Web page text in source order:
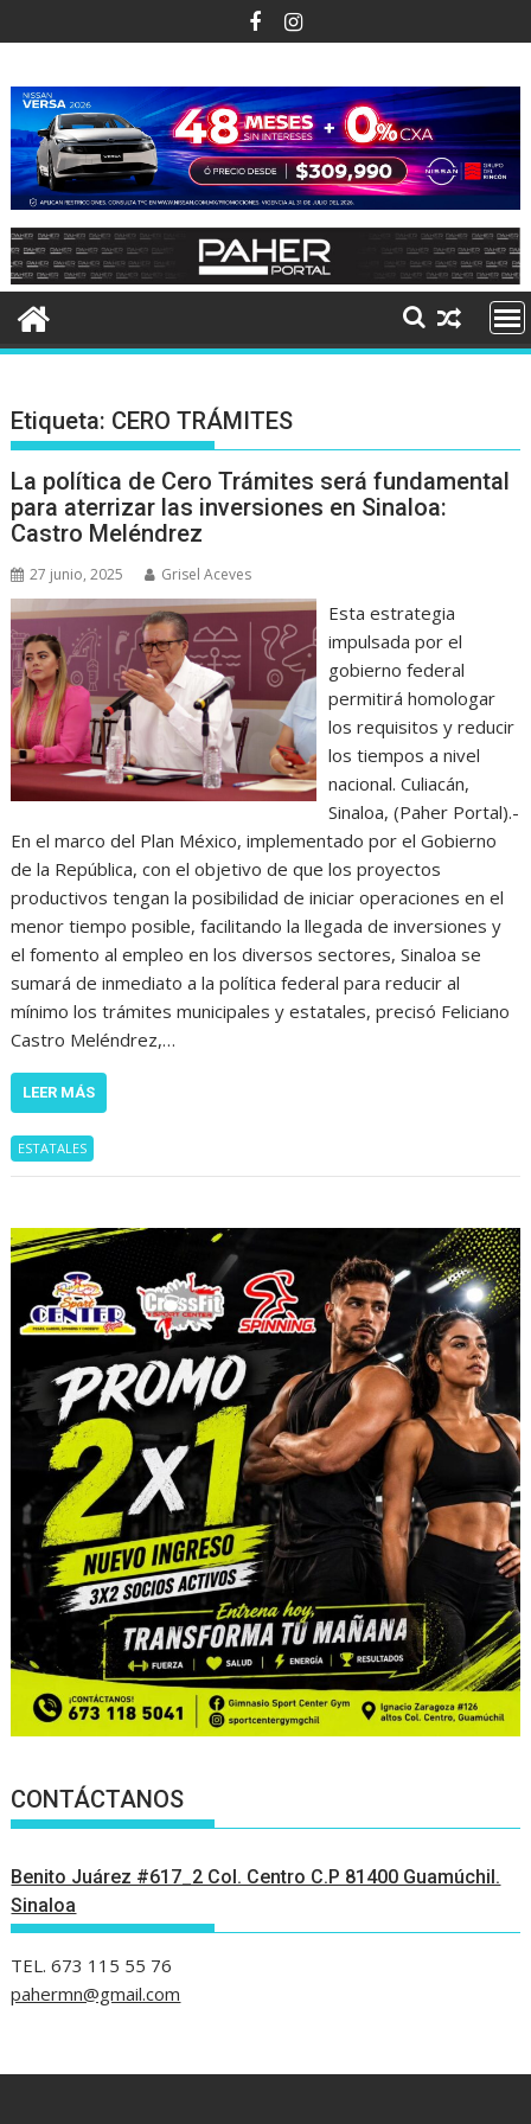
al
Etiqueta: CERO TRÁMITES
La política de Cero Trámites será fundamental
para aterrizar las inversiones en Sinaloa:
Castro Meléndrez
27 junio, 2025 Grisel Aceves
Esta estrategia
impulsada por el
gobierno federal
permitirá homologar
los requisitos y reducir
los tiempos a nivel
nacional. Culiacán,
Sinaloa, (Paher Portal).-
En el marco del Plan México, implementado por el Gobierno
de la República, con el objetivo de que los proyectos
productivos tengan la posibilidad de iniciar operaciones en el
menor tiempo posible, facilitando la llegada de inversiones y
el fomento al empleo en los diversos sectores, Sinaloa se
sumará de inmediato a la política federal para reducir al
mínimo los trámites municipales y estatales, precisó Feliciano
Castro Meléndrez,…
LEER MÁS
ESTATALES
CONTÁCTANOS
Benito Juárez #617_2 Col. Centro C.P 81400 Guamúchil.
Sinaloa
TEL. 673 115 55 76
pahermn@gmail.com